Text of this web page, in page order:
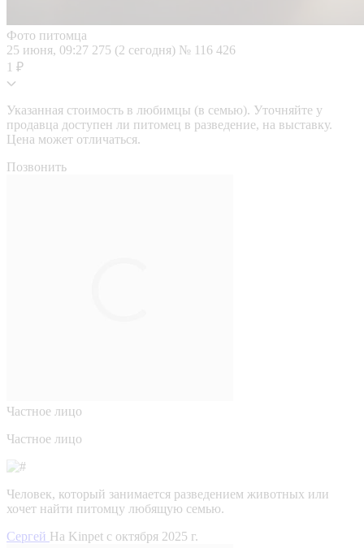
Фото питомца
25 июня, 09:27 275 (2 сегодня) № 116 426
1 ₽
Указанная стоимость в любимцы (в семью). Уточняйте у
продавца доступен ли питомец в разведение, на выставку.
Цена может отличаться.
Позвонить
Частное лицо
Частное лицо
Человек, который занимается разведением животных или
хочет найти питомцу любящую семью.
Сергей На Kinpet c октября 2025 г.